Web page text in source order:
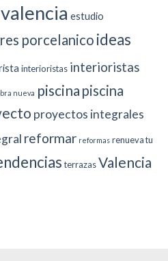
estudio
porcelanico ideas
interioristas interioristas
nueva piscina piscina
proyectos integrales
reformar reformas renueva tu
terrazasValencia